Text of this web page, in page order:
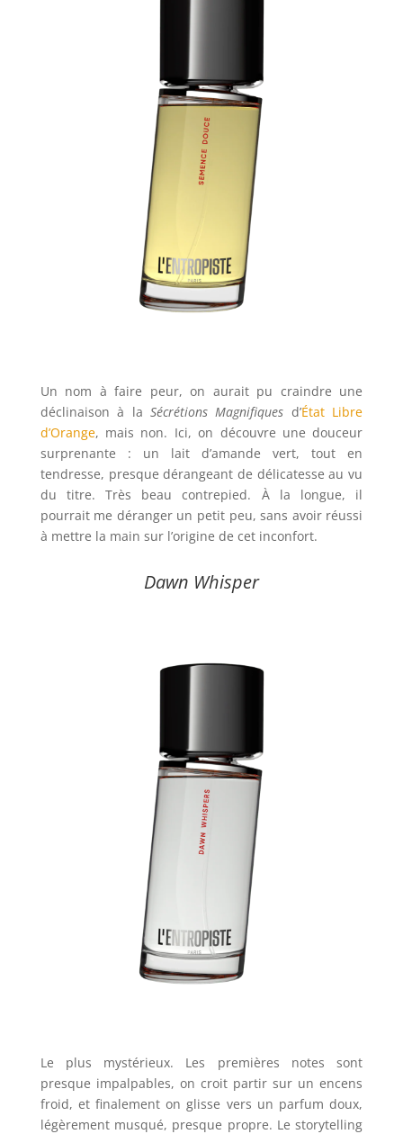
Un nom à faire peur, on aurait pu craindre une
déclinaison à la Sécrétions Magnifiques d’État Libre
d’Orange, mais non. Ici, on découvre une douceur
surprenante : un lait d’amande vert, tout en
tendresse, presque dérangeant de délicatesse au vu
du titre. Très beau contrepied. À la longue, il
pourrait me déranger un petit peu, sans avoir réussi
à mettre la main sur l’origine de cet inconfort.
Dawn Whisper
Le plus mystérieux. Les premières notes sont
presque impalpables, on croit partir sur un encens
froid, et finalement on glisse vers un parfum doux,
légèrement musqué, presque propre. Le storytelling